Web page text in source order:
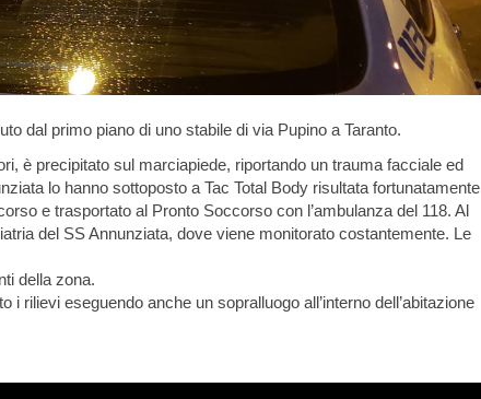
dal primo piano di uno stabile di via Pupino a Taranto.
è precipitato sul marciapiede, riportando un trauma facciale ed
lo hanno sottoposto a Tac Total Body risultata fortunatamente
e trasportato al Pronto Soccorso con l’ambulanza del 118. Al
del SS Annunziata, dove viene monitorato costantemente. Le
della zona.
i rilievi eseguendo anche un sopralluogo all’interno dell’abitazione